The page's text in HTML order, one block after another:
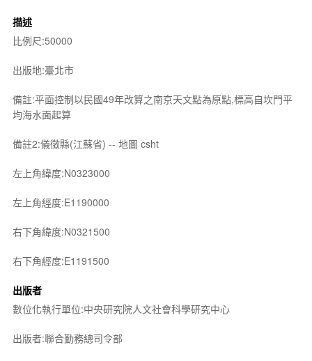
描述
比例尺:50000
出版地:臺北市
備註:平面控制以民國49年改算之南京天文點為原點,標高自坎門平
均海水面起算
備註2:儀徵縣(江蘇省) -- 地圖 csht
左上角緯度:N0323000
左上角經度:E1190000
右下角緯度:N0321500
右下角經度:E1191500
出版者
數位化執行單位:中央研究院人文社會科學研究中心
出版者:聯合勤務總司令部